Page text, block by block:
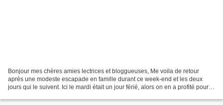
Bonjour mes chères amies lectrices et bloggueuses, Me voila de retour
après une modeste escapade en famille durant ce week-end et les deux
jours qui le suivent. Ici le mardi était un jour férié, alors on en a profité pour